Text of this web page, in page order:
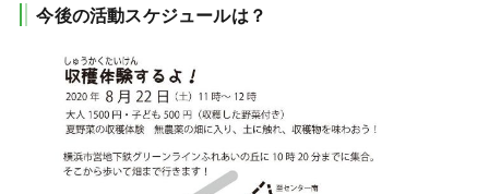
今後の活動スケジュールは？